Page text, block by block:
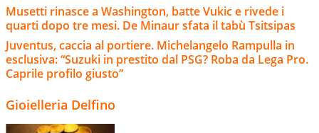
Musetti rinasce a Washington, batte Vukic e rivede i
quarti dopo tre mesi. De Minaur sfata il tabù Tsitsipas
Juventus, caccia al portiere. Michelangelo Rampulla in
esclusiva: “Suzuki in prestito dal PSG? Roba da Lega Pro.
Caprile profilo giusto”
Gioielleria Delfino